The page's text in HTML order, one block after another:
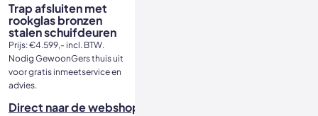
Trap afsluiten met
rookglas bronzen
stalen schuifdeuren
Prijs: €4.599,- incl. BTW.
Nodig GewoonGers thuis uit
voor gratis inmeetservice en
advies.
Direct naar de webshop